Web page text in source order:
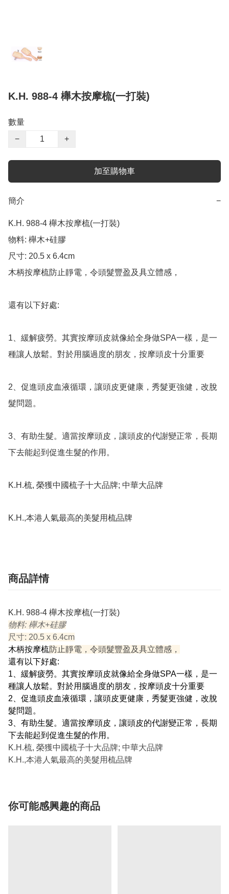
K.H. 988-4 櫸木按摩梳(一打裝)
數量
−
+
加至購物車
簡介 −
K.H. 988-4 櫸木按摩梳(一打裝)
物料: 櫸木+硅膠
尺寸: 20.5 x 6.4cm
木柄按摩梳防止靜電，令頭髮豐盈及具立體感，
還有以下好處:
1、緩解疲勞。其實按摩頭皮就像給全身做SPA一樣，是一
種讓人放鬆。對於用腦過度的朋友，按摩頭皮十分重要
2、促進頭皮血液循環，讓頭皮更健康，秀髮更強健，改脫
髮問題。
3、有助生髮。適當按摩頭皮，讓頭皮的代謝變正常，長期
下去能起到促進生髮的作用。
K.H.梳, 榮獲中國梳子十大品牌; 中華大品牌
K.H.,本港人氣最高的美髮用梳品牌
商品詳情
K.H. 988-4 櫸木按摩梳(一打裝)
物料: 櫸木+硅膠
尺寸: 20.5 x 6.4cm
木柄按摩梳防止靜電，令頭髮豐盈及具立體感，
還有以下好處:
1、緩解疲勞。其實按摩頭皮就像給全身做SPA一樣，是一
種讓人放鬆。對於用腦過度的朋友，按摩頭皮十分重要
2、促進頭皮血液循環，讓頭皮更健康，秀髮更強健，改脫
髮問題。
3、有助生髮。適當按摩頭皮，讓頭皮的代謝變正常，長期
下去能起到促進生髮的作用。
K.H.梳, 榮獲中國梳子十大品牌; 中華大品牌
K.H.,本港人氣最高的美髮用梳品牌
你可能感興趣的商品